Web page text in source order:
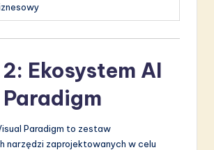
Ekosystem AI
Paradigm to zestaw
narzędzi zaprojektowanych w celu